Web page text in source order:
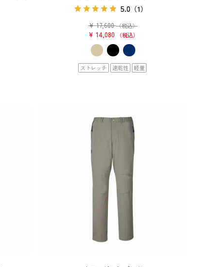
5.0（1）
¥ 17,600 （税込）
¥ 14,080 税込
ストレッチ 速乾性 軽量